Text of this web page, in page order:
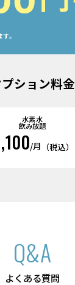
。
ション料金
水素水
飲み放題
/月 （税込）
Q&A
よくある質問